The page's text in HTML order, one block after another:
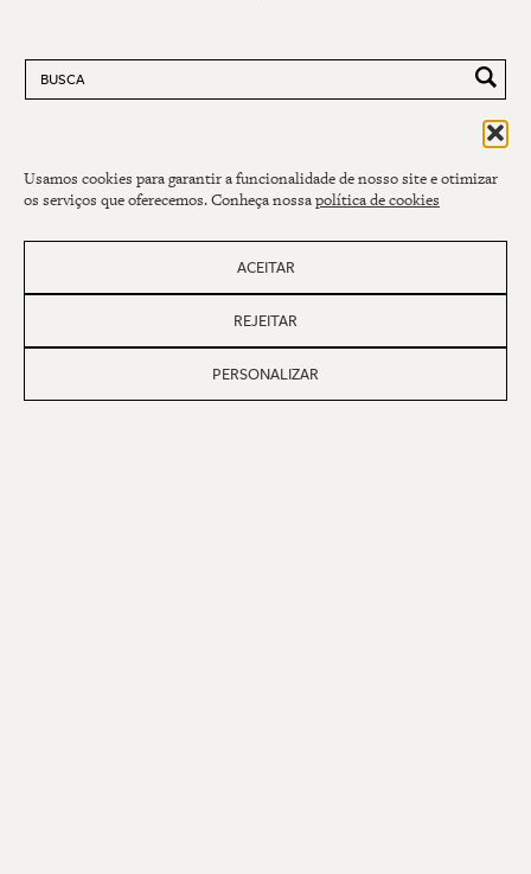
Usamos cookies para garantir a funcionalidade de nosso site e otimizar
os serviços que oferecemos. Conheça nossapolítica de cookies
ACEITAR
REJEITAR
PERSONALIZAR
Pesquisar por: